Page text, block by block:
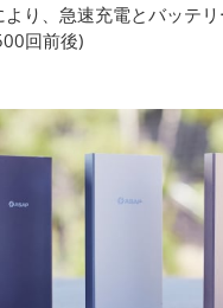
より、急速充電とバッテ
回前後)